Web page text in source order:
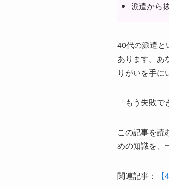
派遣から
40代の派遣と
あります。あ
りがいを手に
「もう失敗
この記事を読
めの知識を、
関連記事：